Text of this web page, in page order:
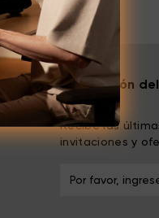
Suscripción
Recibe las
invitaciones y